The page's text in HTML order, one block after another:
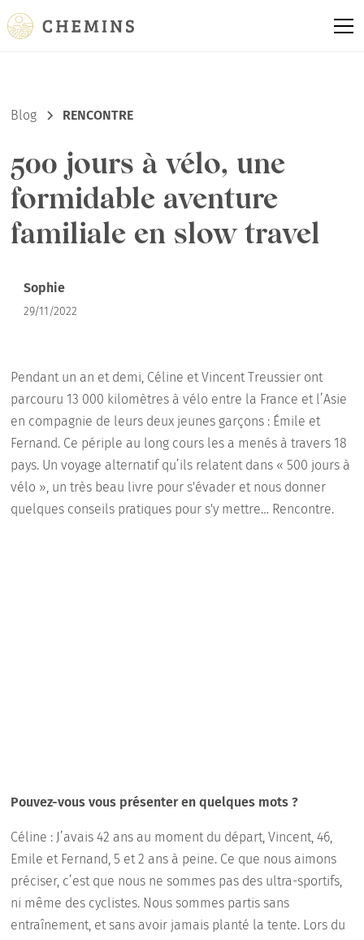
Blog RENCONTRE
500 jours à vélo, une
formidable aventure
familiale en slow travel
Sophie
29/11/2022
Pendant un an et demi, Céline et Vincent Treussier ont
parcouru 13 000 kilomètres à vélo entre la France et l’Asie
en compagnie de leurs deux jeunes garçons : Émile et
Fernand. Ce périple au long cours les a menés à travers 18
pays. Un voyage alternatif qu’ils relatent dans « 500 jours à
vélo », un très beau livre pour s'évader et nous donner
quelques conseils pratiques pour s'y mettre… Rencontre.
Pouvez-vous vous présenter en quelques mots ?
Céline : J’avais 42 ans au moment du départ, Vincent, 46,
Emile et Fernand, 5 et 2 ans à peine. Ce que nous aimons
préciser, c’est que nous ne sommes pas des ultra-sportifs,
ni même des cyclistes. Nous sommes partis sans
entraînement, et sans avoir jamais planté la tente. Lors du